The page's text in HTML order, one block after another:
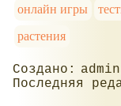
онлайн игры
растения
admin